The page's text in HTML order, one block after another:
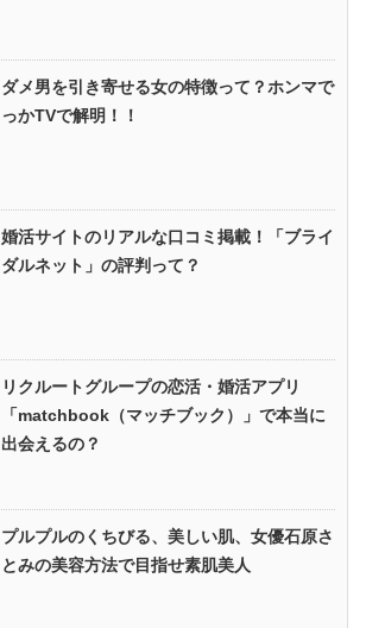
ダメ男を引き寄せる女の特徴って？ホンマで
っかTVで解明！！
婚活サイトのリアルな口コミ掲載！「ブライ
ダルネット」の評判って？
リクルートグループの恋活・婚活アプリ
「matchbook（マッチブック）」で本当に
出会えるの？
プルプルのくちびる、美しい肌、女優石原さ
とみの美容方法で目指せ素肌美人